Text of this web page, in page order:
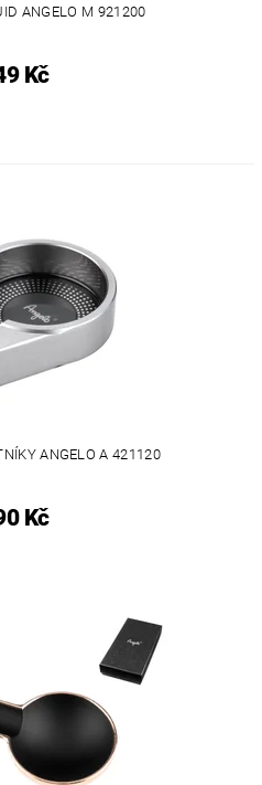
ANGELO M 921200
Kč
ANGELO A 421120
Kč